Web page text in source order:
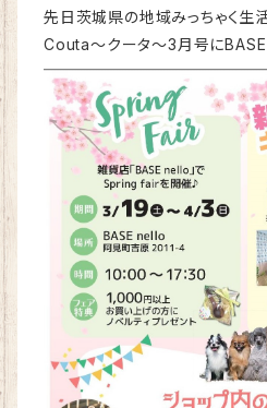
先日茨城県の地域みっちゃく生
Couta〜クータ〜3月号に